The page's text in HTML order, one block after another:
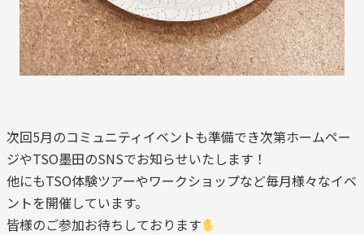
次回5月のコミュニティイベントも準備でき次第ホームペー
ジやTSO墨田のSNSでお知らせいたします！
他にもTSO体験ツアーやワークショップなど毎月様々なイベ
ントを開催しています。
皆様のご参加お待ちしております